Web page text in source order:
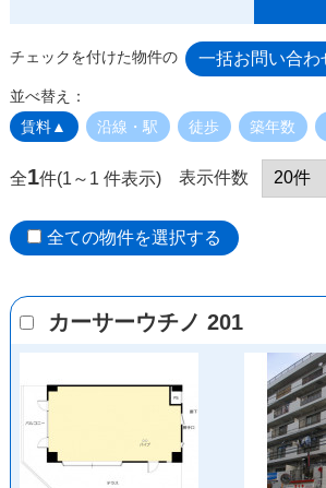
チェックを付けた物件の
並べ替え：
賃料▲
沿線・駅 徒歩 築年数
全1件(1～1 件表示) 表示件数
全ての物件を選択する
カーサーウチノ 201